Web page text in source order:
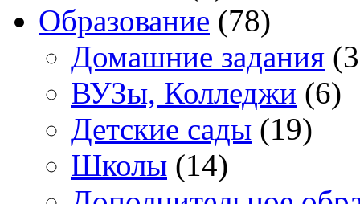
Образование (78)
Домашние задания
ВУЗы, Колледжи (6)
Детские сады (19)
Школы (14)